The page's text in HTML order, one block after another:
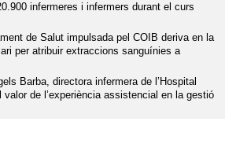
infermeres i infermers durant el curs
de Salut impulsada pel COIB deriva en la
per atribuir extraccions sanguínies a
Barba, directora infermera de l’Hospital
valor de l’experiència assistencial en la gestió